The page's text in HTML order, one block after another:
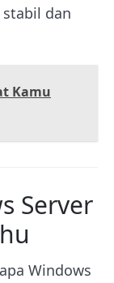
dan
Kamu
Server
Windows